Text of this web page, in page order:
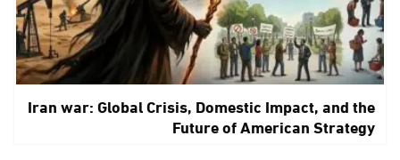
Iran war: Global Crisis, Domestic Impact, and the
Future of American Strategy